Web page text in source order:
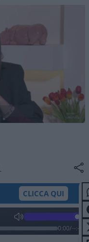
CLICCA QUI
0:00/--:--